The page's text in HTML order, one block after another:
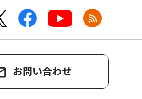
お問い合わせ